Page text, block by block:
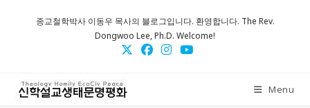
종교철학박사 이동우 목사의 블로그입니다. 환영합니다. The Rev.
Dongwoo Lee, Ph.D. Welcome!
Menu